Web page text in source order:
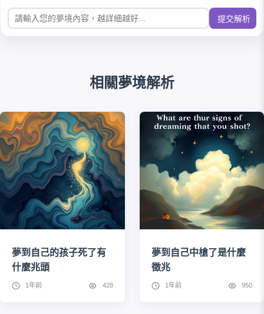
提交解析
相關夢境解析
夢到自己的孩子死了有
什麼兆頭
1年前 428
夢到自己中槍了是什麼
徵兆
1年前 950